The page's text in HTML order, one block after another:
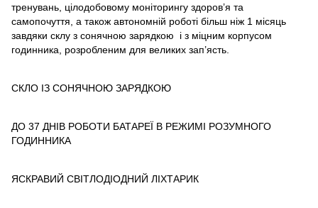
тренувань, цілодобовому моніторингу здоров’я та
самопочуття, а також автономній роботі більш ніж 1 місяць
завдяки склу з сонячною зарядкою і з міцним корпусом
годинника, розробленим для великих зап’ясть.
СКЛО ІЗ СОНЯЧНОЮ ЗАРЯДКОЮ
ДО 37 ДНІВ РОБОТИ БАТАРЕЇ В РЕЖИМІ РОЗУМНОГО
ГОДИННИКА
ЯСКРАВИЙ СВІТЛОДІОДНИЙ ЛІХТАРИК